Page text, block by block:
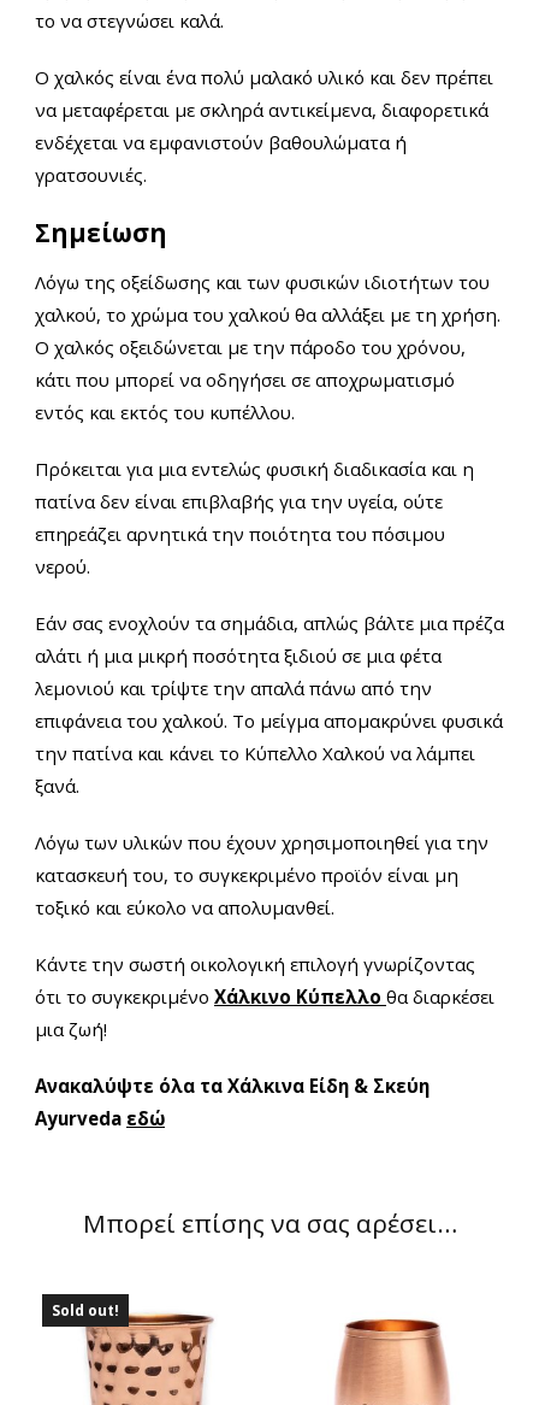
το να στεγνώσει καλά.
Ο χαλκός είναι ένα πολύ μαλακό υλικό και δεν πρέπει
να μεταφέρεται με σκληρά αντικείμενα, διαφορετικά
ενδέχεται να εμφανιστούν βαθουλώματα ή
γρατσουνιές.
Σημείωση
Λόγω της οξείδωσης και των φυσικών ιδιοτήτων του
χαλκού, το χρώμα του χαλκού θα αλλάξει με τη χρήση.
Ο χαλκός οξειδώνεται με την πάροδο του χρόνου,
κάτι που μπορεί να οδηγήσει σε αποχρωματισμό
εντός και εκτός του κυπέλλου.
Πρόκειται για μια εντελώς φυσική διαδικασία και η
πατίνα δεν είναι επιβλαβής για την υγεία, ούτε
επηρεάζει αρνητικά την ποιότητα του πόσιμου
νερού.
Εάν σας ενοχλούν τα σημάδια, απλώς βάλτε μια πρέζα
αλάτι ή μια μικρή ποσότητα ξιδιού σε μια φέτα
λεμονιού και τρίψτε την απαλά πάνω από την
επιφάνεια του χαλκού. Το μείγμα απομακρύνει φυσικά
την πατίνα και κάνει το Κύπελλο Χαλκού να λάμπει
ξανά.
Λόγω των υλικών που έχουν χρησιμοποιηθεί για την
κατασκευή του, το συγκεκριμένο προϊόν είναι μη
τοξικό και εύκολο να απολυμανθεί.
Κάντε την σωστή οικολογική επιλογή γνωρίζοντας
ότι το συγκεκριμένο Χάλκινο Κύπελλο θα διαρκέσει
μια ζωή!
Ανακαλύψτε όλα τα Xάλκινα Είδη & Σκεύη
Ayurveda εδώ
Μπορεί επίσης να σας αρέσει…
Sold out!